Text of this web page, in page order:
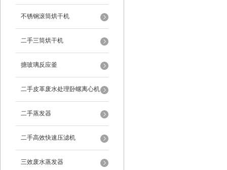
不锈钢滚筒烘干机
二手三筒烘干机
搪玻璃反应釜
二手皮革废水处理卧螺离心机
二手蒸发器
二手高效快速压滤机
三效废水蒸发器